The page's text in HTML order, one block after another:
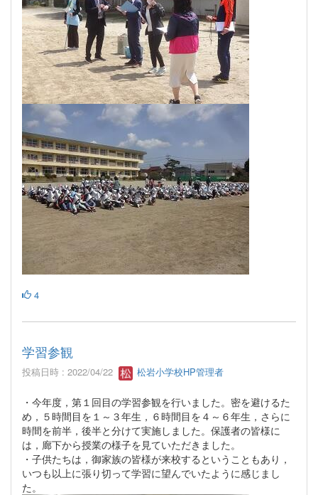
4
学習参観
投稿日時 : 2022/04/22 松岩小学校HP管理者
・今年度，第１回目の学習参観を行いました。密を避けるた
め，５時間目を１～３年生，６時間目を４～６年生，さらに
時間を前半，後半と分けて実施しました。保護者の皆様に
は，廊下から授業の様子を見ていただきました。
・子供たちは，御家族の皆様が来校するということもあり，
いつも以上に張り切って学習に望んでいたように感じまし
た。